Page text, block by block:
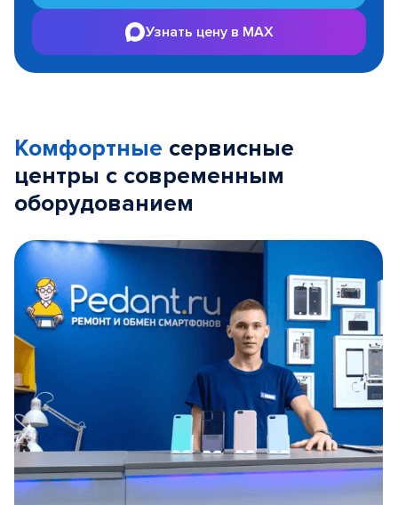
Узнать цену в MAX
Комфортные сервисные
центры с современным
оборудованием